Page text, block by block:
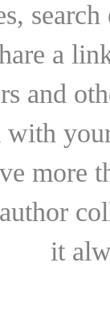
a
and
with
more
it